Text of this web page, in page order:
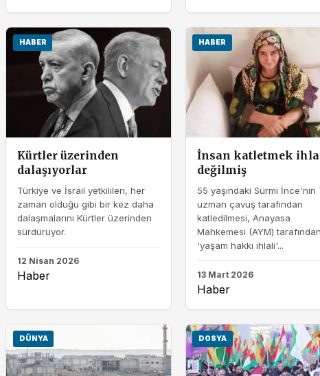
HABER
Kürtler üzerinden
dalaşıyorlar
Türkiye ve İsrail yetkilileri, her
zaman olduğu gibi bir kez daha
dalaşmalarını Kürtler üzerinden
sürdürüyor.
12 Nisan 2026
Haber
HABER
İnsan katletmek
değilmiş
55 yaşındaki Sürmi İnce'nin
uzman çavuş tarafından
katledilmesi, Anayasa
Mahkemesi (AYM) tarafından
'yaşam hakkı ihlali'...
13 Mart 2026
Haber
DÜNYA DOSYA